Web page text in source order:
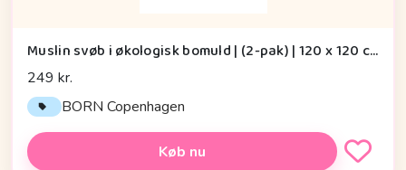
Muslin svøb i økologisk bomuld | (2-pak) | 120 x 120 cm | Born Copenhagen, Night Sky
249 kr.
BORN Copenhagen
Køb nu